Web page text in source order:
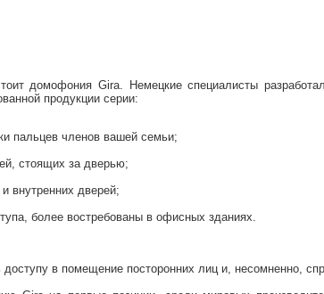
домофония Gira. Немецкие специалисты
продукции серии:
пальцев членов вашей семьи;
стоящих за дверью;
внутренних дверей;
более востребованы в офисных зданиях.
в помещение посторонних лиц и, несомненно,